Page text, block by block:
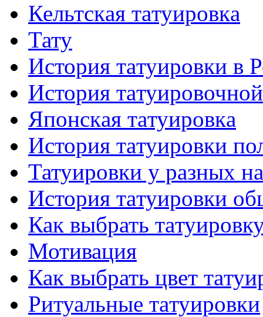
Кельтскaя тaтуировкa
Тату
История тaтуировки в
История
Японскaя тaтуировкa
История тaтуировки
Татуировки у разных
История тaтуировки
Как выбрать
Мотивация
Как выбрать цвет
Ритуальные тaтуировки